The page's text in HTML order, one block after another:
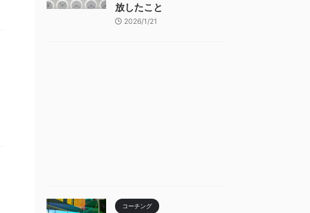
放したこと
2026/1/21
コーチング